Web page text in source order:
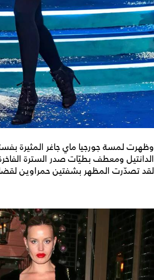
وظهرت لمسة جورجيا ماي جاغر المثيرة
الدانتيل ومعطف بطيّات صدر السترة
لقد تصدّرت المظهر بشفتين حمراوين